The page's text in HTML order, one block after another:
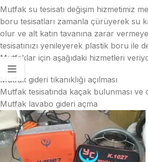
Mutfak su tesisatı değişim hizmetimiz
boru tesisatları zamanla çürüyerek su
olur ve alt katın tavanına zarar
tesisatınızı yenileyerek plastik boru ile
Mutfaklar için aşağıdaki hizmetleri
Mutfak gideri tıkanıklığı açılması
Mutfak tesisatında kaçak bulunması ve
Mutfak lavabo gideri açma